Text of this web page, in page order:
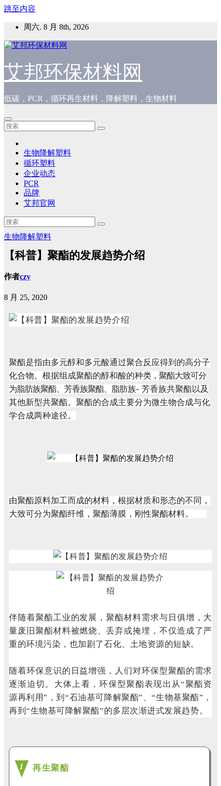
跳至内容
周六. 8 月 8th, 2026
艾邦环保材料网
低碳，PCR，循环再生材料，降解塑料，生物材料
生物降解塑料
循环塑料
企业动态
PCR
品牌
艾邦官网
生物降解塑料
【科普】聚酯的发展趋势介绍
作者czy
8 月 25, 2020
聚酯是指由多元醇和多元酸通过聚合反应得到的高分子
化合物。根据组成聚酯的醇和酸的种类，聚酯大致可分
为脂肪族聚酯、芳香族聚酯、脂肪族- 芳香族共聚酯以及
其他新型共聚酯。聚酯的合成主要分为微生物合成与化
学合成两种途径。
由聚酯原料加工而成的材料，根据材质和形态的不同，
大致可分为聚酯纤维，聚酯薄膜，刚性聚酯材料。
伴随着聚酯工业的发展，聚酯材料需求与日俱增，大
量废旧聚酯材料被燃烧、丢弃或掩埋，不仅造成了严
重的环境污染，也加剧了石化、土地资源的短缺。
随着环保意识的日益增强，人们对环保型聚酯的需求
逐渐迫切。大体上看，环保型聚酯表现出从“聚酯资
源再利用”，到“石油基可降解聚酯”、“生物基聚酯”，
再到“生物基可降解聚酯”的多层次渐进式发展趋势。
1 再生聚酯